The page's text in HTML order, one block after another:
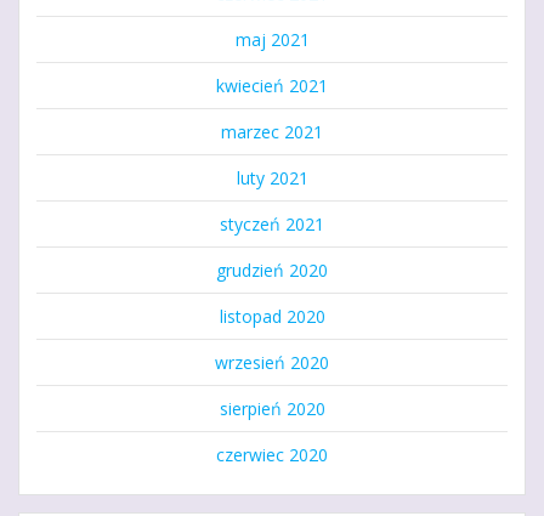
maj 2021
kwiecień 2021
marzec 2021
luty 2021
styczeń 2021
grudzień 2020
listopad 2020
wrzesień 2020
sierpień 2020
czerwiec 2020